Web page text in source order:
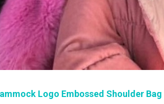
Logo Embossed Shoulder Bag